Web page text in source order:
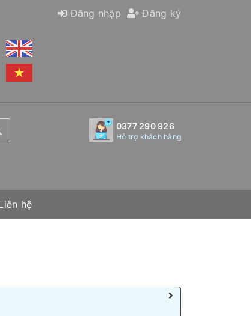
Đăng nhập Đăng ký
0377 290 926
Hỗ trợ khách hàng
hệ